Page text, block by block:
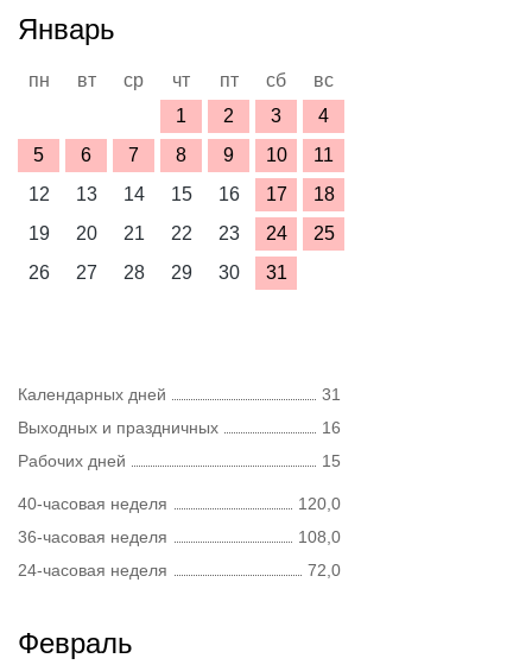
Январь
пн вт ср чт пт сб
вс
1
2 3
4
5
6 7 8 9 10
11
12
13 14 15 16 17
18
19
20 21 22 23 24
25
26
27 28 29 30 31
Календарных дней
31
Выходных и праздничных
16
Рабочих дней
15
40-часовая неделя
120,0
36-часовая неделя
108,0
24-часовая неделя
72,0
Февраль